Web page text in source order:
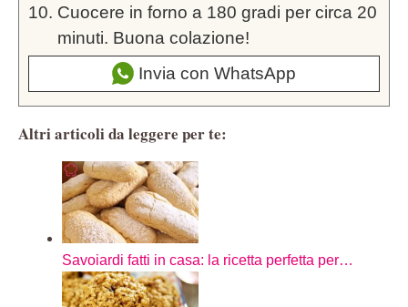
Cuocere in forno a 180 gradi per circa 20
minuti. Buona colazione!
Invia con WhatsApp
Altri articoli da leggere per te:
Savoiardi fatti in casa: la ricetta perfetta per…